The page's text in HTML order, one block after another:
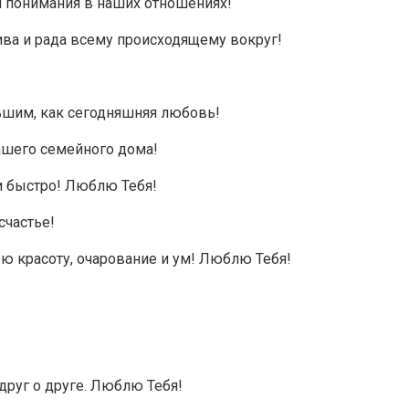
и рада всему происходящему вокруг!
как сегодняшняя любовь!
семейного дома!
быстро! Люблю Тебя!
красоту, очарование и ум! Люблю Тебя!
о друге. Люблю Тебя!